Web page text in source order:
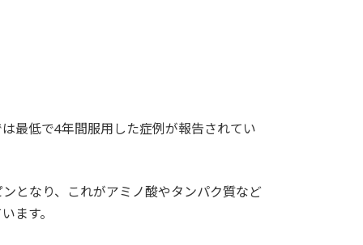
最低で4年間服用した症例が報告されてい
となり、これがアミノ酸やタンパク質など
ます。